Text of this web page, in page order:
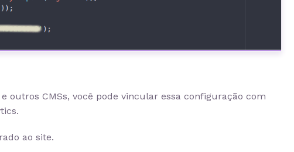
e outros CMSs, você pode vincular essa configuração com
ao site.